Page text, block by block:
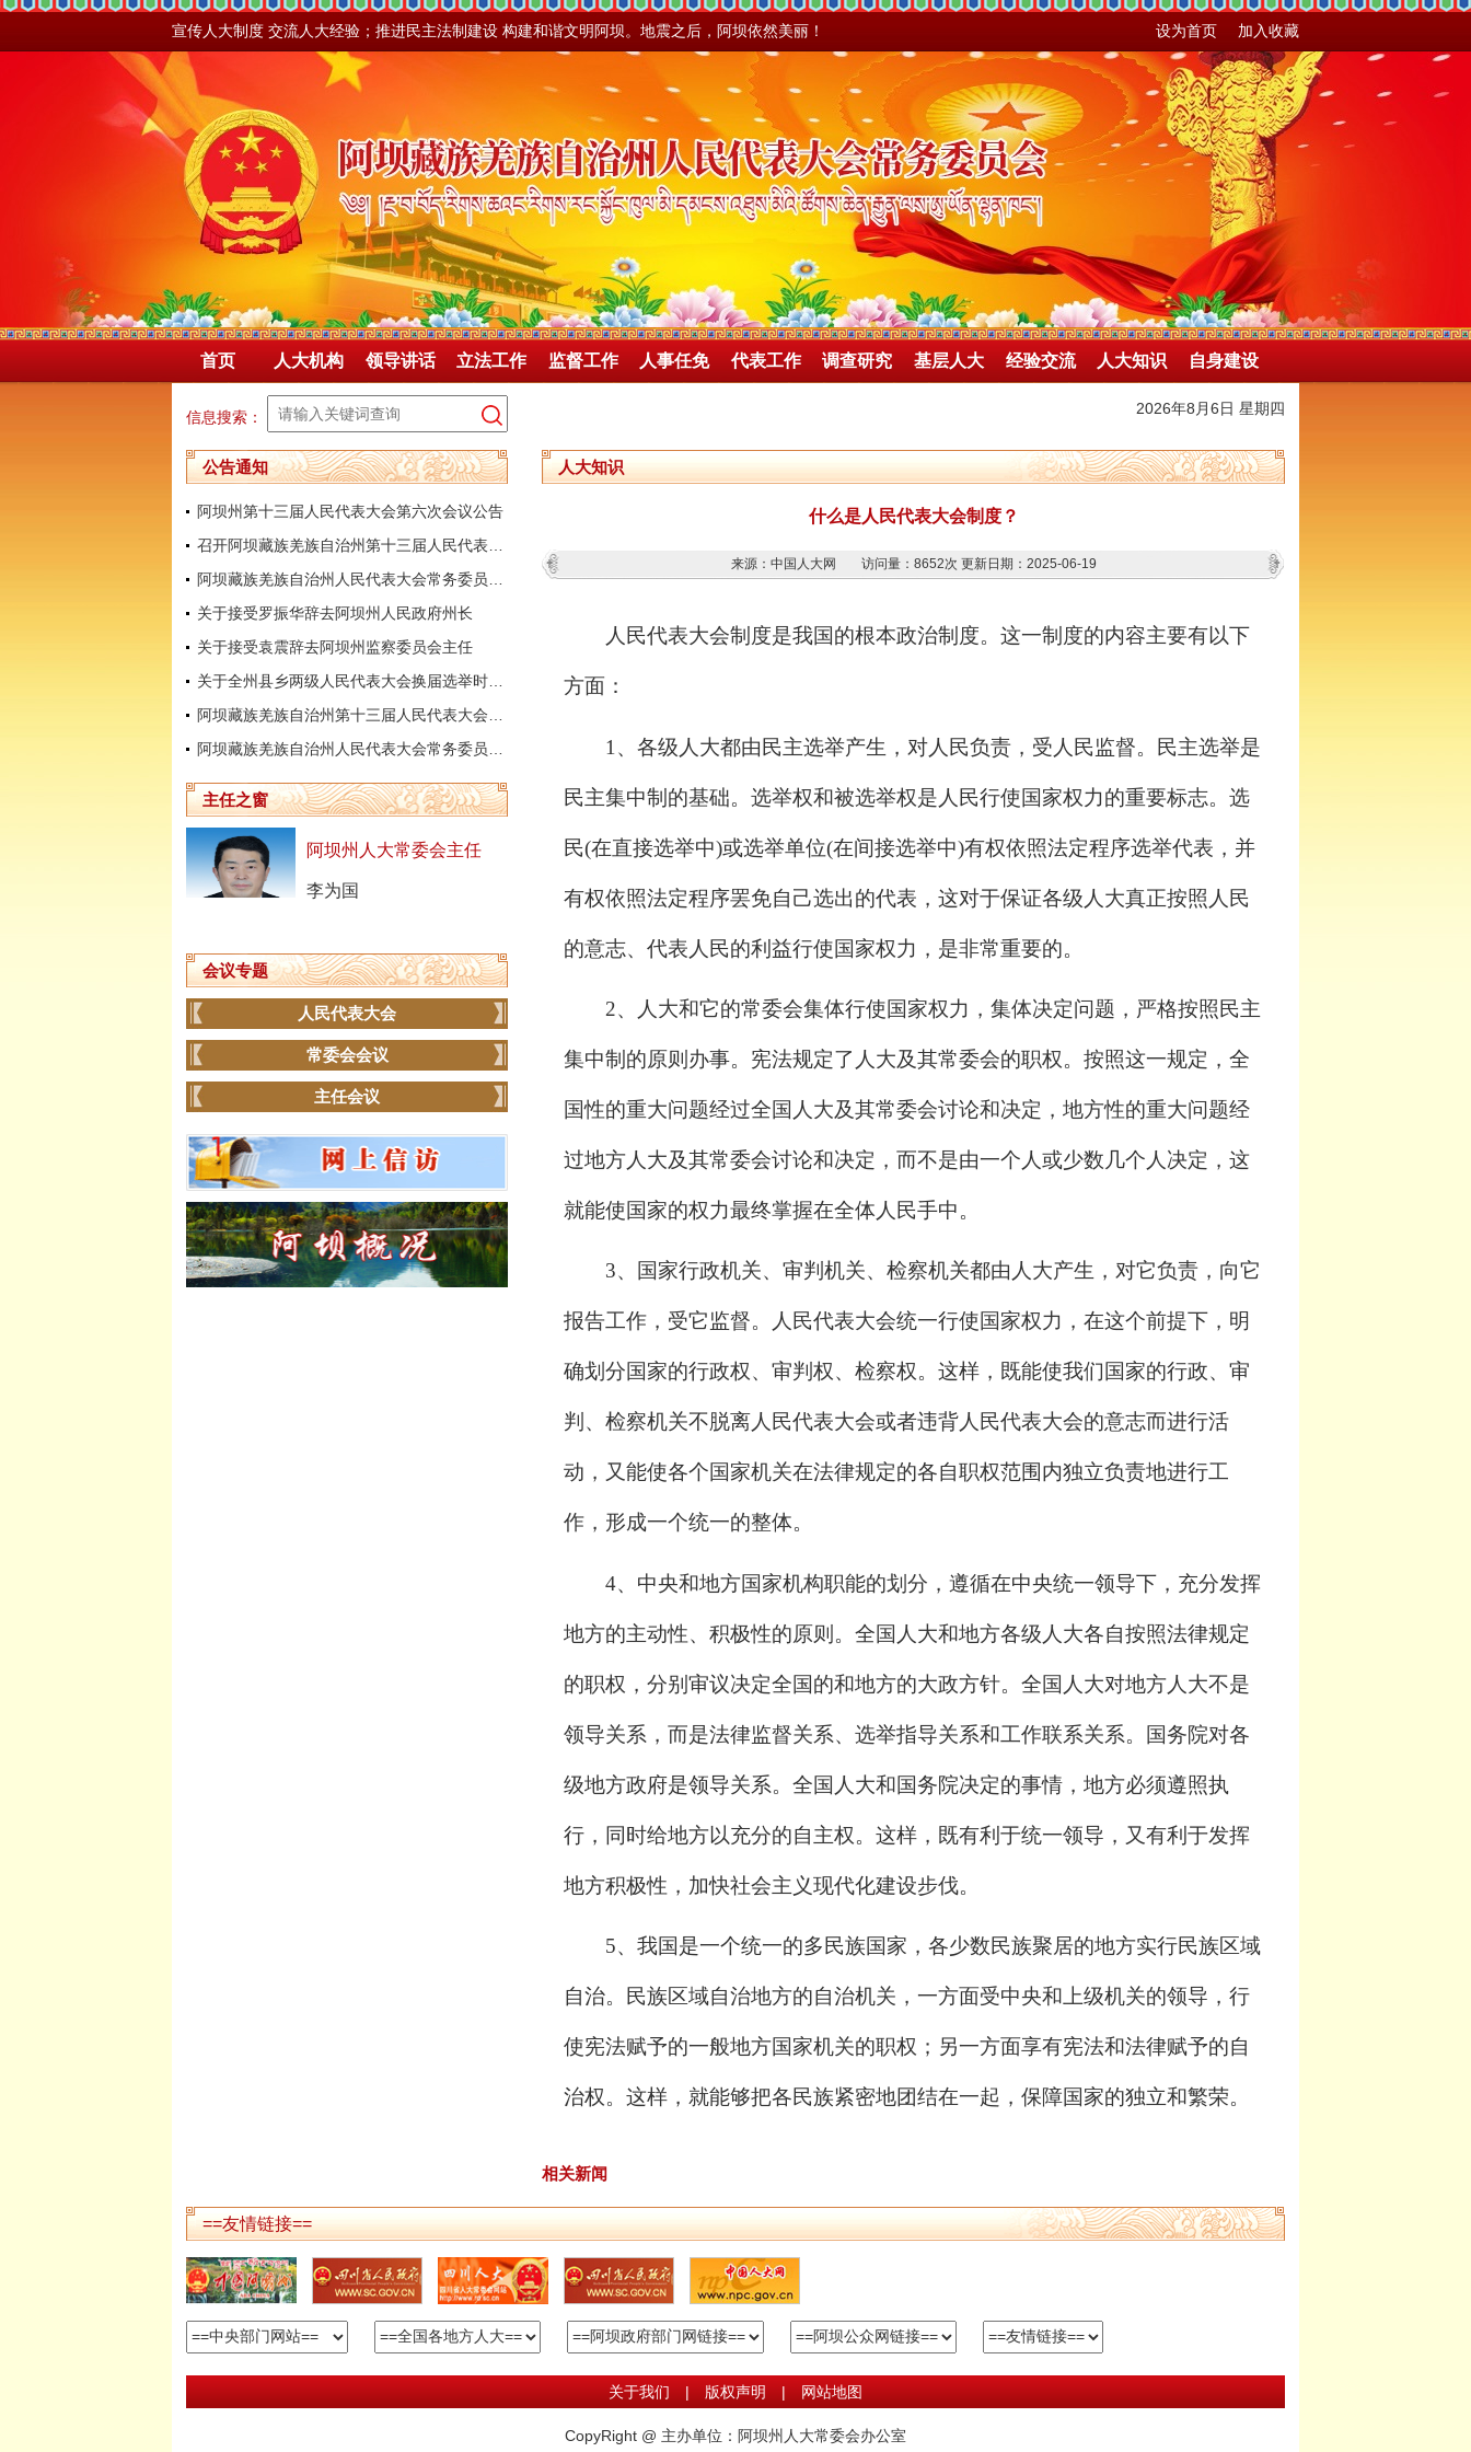
宣传人大制度 交流人大经验；推进民主法制建设 构建和谐文明阿坝。地震之后，阿坝依然美丽！ 设为首页 加入收藏
首页 人大机构 领导讲话 立法工作 监督工作 人事任免 代表工作 调查研究 基层人大 经验交流 人大知识 自身建设
信息搜索： 2026年8月6日 星期四
公告通知
阿坝州第十三届人民代表大会第六次会议公告
关于接受罗振华辞去阿坝州人民政府州长
关于接受袁震辞去阿坝州监察委员会主任
主任之窗
阿坝州人大常委会主任
李为国
会议专题
人民代表大会
常委会会议
主任会议
人大知识
什么是人民代表大会制度？
来源：中国人大网 访问量： 8652次 更新日期：2025-06-19
人民代表大会制度是我国的根本政治制度。这一制度的内容主要有以下
方面：
1、各级人大都由民主选举产生，对人民负责，受人民监督。民主选举是
民主集中制的基础。选举权和被选举权是人民行使国家权力的重要标志。选
民(在直接选举中)或选举单位(在间接选举中)有权依照法定程序选举代表，并
有权依照法定程序罢免自己选出的代表，这对于保证各级人大真正按照人民
的意志、代表人民的利益行使国家权力，是非常重要的。
2、人大和它的常委会集体行使国家权力，集体决定问题，严格按照民主
集中制的原则办事。宪法规定了人大及其常委会的职权。按照这一规定，全
国性的重大问题经过全国人大及其常委会讨论和决定，地方性的重大问题经
过地方人大及其常委会讨论和决定，而不是由一个人或少数几个人决定，这
就能使国家的权力最终掌握在全体人民手中。
3、国家行政机关、审判机关、检察机关都由人大产生，对它负责，向它
报告工作，受它监督。人民代表大会统一行使国家权力，在这个前提下，明
确划分国家的行政权、审判权、检察权。这样，既能使我们国家的行政、审
判、检察机关不脱离人民代表大会或者违背人民代表大会的意志而进行活
动，又能使各个国家机关在法律规定的各自职权范围内独立负责地进行工
作，形成一个统一的整体。
4、中央和地方国家机构职能的划分，遵循在中央统一领导下，充分发挥
地方的主动性、积极性的原则。全国人大和地方各级人大各自按照法律规定
的职权，分别审议决定全国的和地方的大政方针。全国人大对地方人大不是
领导关系，而是法律监督关系、选举指导关系和工作联系关系。国务院对各
级地方政府是领导关系。全国人大和国务院决定的事情，地方必须遵照执
行，同时给地方以充分的自主权。这样，既有利于统一领导，又有利于发挥
地方积极性，加快社会主义现代化建设步伐。
5、我国是一个统一的多民族国家，各少数民族聚居的地方实行民族区域
自治。民族区域自治地方的自治机关，一方面受中央和上级机关的领导，行
使宪法赋予的一般地方国家机关的职权；另一方面享有宪法和法律赋予的自
治权。这样，就能够把各民族紧密地团结在一起，保障国家的独立和繁荣。
相关新闻
==友情链接==
关于我们 | 版权声明 | 网站地图
CopyRight @ 主办单位：阿坝州人大常委会办公室